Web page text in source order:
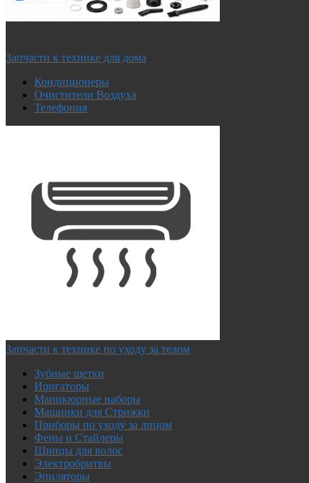
Запчасти к технике для дома
Кондиционеры
Очистители Воздуха
Телефония
Запчасти к технике по уходу за телом
Зубные щетки
Иригаторы
Маникюрные наборы
Машинки для Стрижки
Приборы по уходу за лицом
Фены и Стайлеры
Щипцы для волос
Электробритвы
Эпиляторы